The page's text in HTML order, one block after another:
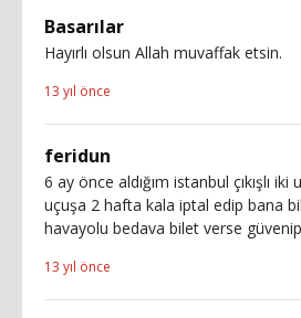
Basarılar
Hayırlı olsun Allah muvaffak etsin.
13 yıl önce
feridun
6 ay önce aldığım istanbul çıkışlı
uçuşa 2 hafta kala iptal edip bana
havayolu bedava bilet verse
13 yıl önce